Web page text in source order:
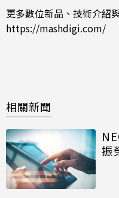
更多數位新品、技術介紹
https://mashdigi.com/
相關新聞
振